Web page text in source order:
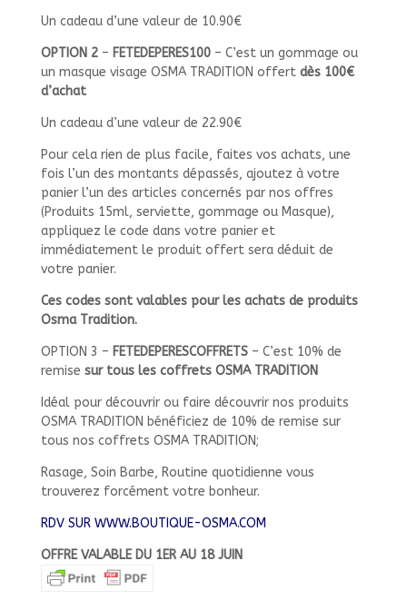
Un cadeau d’une valeur de 10.90€
OPTION 2– FETEDEPERES100– C’est un gommage ou
un masque visage OSMA TRADITION offert dès 100€
d’achat
Un cadeau d’une valeur de 22.90€
Pour cela rien de plus facile, faites vos achats, une
fois l’un des montants dépassés, ajoutez à votre
panier l’un des articles concernés par nos offres
(Produits 15ml, serviette, gommage ou Masque),
appliquez le code dans votre panier et
immédiatement le produit offert sera déduit de
votre panier.
Ces codes sont valables pour les achats de produits
Osma Tradition.
OPTION 3 – FETEDEPERESCOFFRETS– C’est 10% de
remise sur tous les coffrets OSMA TRADITION
Idéal pour découvrir ou faire découvrir nos produits
OSMA TRADITION bénéficiez de 10% de remise sur
tous nos coffrets OSMA TRADITION;
Rasage, Soin Barbe, Routine quotidienne vous
trouverez forcément votre bonheur.
RDV SUR WWW.BOUTIQUE-OSMA.COM
OFFRE VALABLE DU 1ER AU 18 JUIN